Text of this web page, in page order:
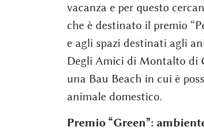
vacanza e per questo
che è destinato il premio
e agli spazi destinati agli
Degli Amici di Montalto di
una Bau Beach in cui è
animale domestico.
Premio “Green”: